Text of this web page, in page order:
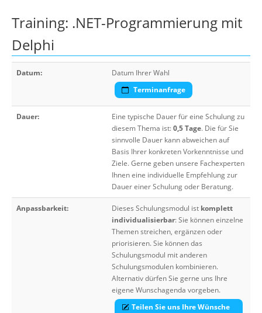
Training: .NET-Programmierung mit
Delphi
Datum:
Datum Ihrer Wahl
Terminanfrage
Dauer:
Eine typische Dauer für eine Schulung zu
diesem Thema ist:0,5 Tage. Die für Sie
sinnvolle Dauer kann abweichen auf
Basis Ihrer konkreten Vorkenntnisse und
Ziele. Gerne geben unsere Fachexperten
Ihnen eine individuelle Empfehlung zur
Dauer einer Schulung oder Beratung.
Anpassbarkeit: Dieses Schulungsmodul ist komplett
individualisierbar: Sie können einzelne
Themen streichen, ergänzen oder
priorisieren. Sie können das
Schulungsmodul mit anderen
Schulungsmodulen kombinieren.
Alternativ dürfen Sie gerne uns Ihre
eigene Wunschagenda vorgeben.
Teilen Sie uns Ihre Wünsche